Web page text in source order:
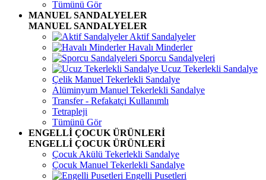
Tümünü Gör
MANUEL SANDALYELER
MANUEL SANDALYELER
Aktif Sandalyeler
Havalı Minderler
Sporcu Sandalyeleri
Ucuz Tekerlekli Sandalye
Çelik Manuel Tekerlekli Sandalye
Alüminyum Manuel Tekerlekli Sandalye
Transfer - Refakatçi Kullanımlı
Tetrapleji
Tümünü Gör
ENGELLİ ÇOCUK ÜRÜNLERİ
ENGELLİ ÇOCUK ÜRÜNLERİ
Çocuk Akülü Tekerlekli Sandalye
Çocuk Manuel Tekerlekli Sandalye
Engelli Pusetleri